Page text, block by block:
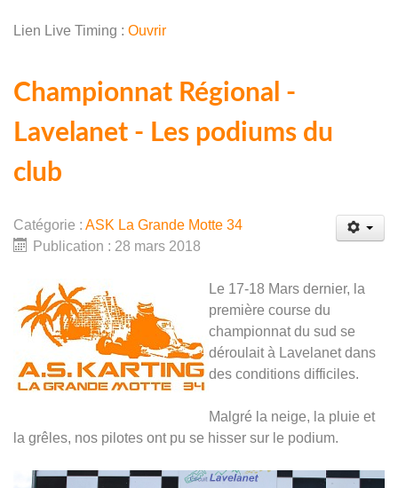
Lien Live Timing : Ouvrir
Championnat Régional -
Lavelanet - Les podiums du
club
Catégorie : ASK La Grande Motte 34
Publication : 28 mars 2018
Le 17-18 Mars dernier, la
première course du
championnat du sud se
déroulait à Lavelanet dans
des conditions difficiles.
Malgré la neige, la pluie et
la grêles, nos pilotes ont pu se hisser sur le podium.